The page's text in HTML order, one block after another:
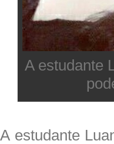
A estudante
A estudante